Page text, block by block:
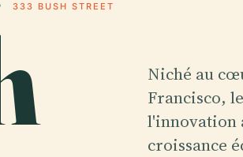
333 BUSH STREET
Niché au
Francisco,
l'innovation
croissance